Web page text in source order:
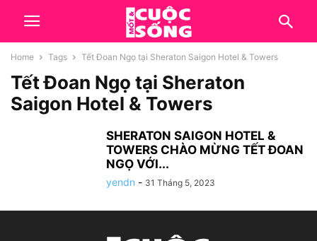
Home Tags Tết Đoan Ngọ tại Sheraton Saigon Hotel & Towers
Tết Đoan Ngọ tại Sheraton
Saigon Hotel & Towers
SHERATON SAIGON HOTEL &
TOWERS CHÀO MỪNG TẾT ĐOAN
NGỌ VỚI...
yendn - 31 Tháng 5, 2023